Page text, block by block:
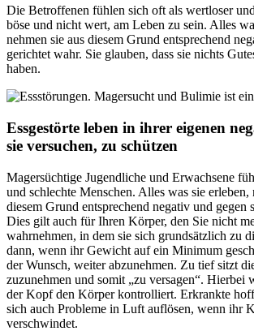
Die Betroffenen fühlen sich oft als wertloser
böse und nicht wert, am Leben zu sein. Alles
nehmen sie aus diesem Grund entsprechend
gerichtet wahr. Sie glauben, dass sie nichts
haben.
Essgestörte leben in ihrer eigenen
sie versuchen, zu schützen
Magersüchtige Jugendliche und Erwachsene
und schlechte Menschen. Alles was sie erleben,
diesem Grund entsprechend negativ und gegen
Dies gilt auch für Ihren Körper, den Sie nicht
wahrnehmen, in dem sie sich grundsätzlich zu
dann, wenn ihr Gewicht auf ein Minimum
der Wunsch, weiter abzunehmen. Zu tief sitzt
zuzunehmen und somit „zu versagen“. Hierbei
der Kopf den Körper kontrolliert. Erkrankte
sich auch Probleme in Luft auflösen, wenn ihr
verschwindet.